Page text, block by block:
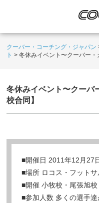
クーバー・コーチング・ジャパン
ト >冬休みイベント〜クーバー・
冬休みイベント〜クーバ
校合同】
■開催日 2011年12月27
■場所 ロコス・フット
■開催 小牧校・尾張旭
■参加人数 多くの選手達